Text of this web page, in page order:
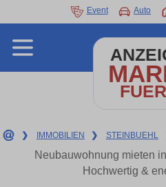
Event Auto
❯ IMMOBILIEN ❯ STEINBUEHL
Neubauwohnung mieten
Hochwertig &